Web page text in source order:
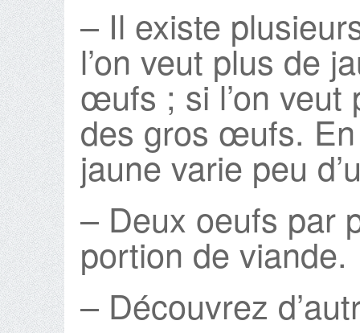
– Il existe
l’on veut plus de
œufs ; si l’on veut
des gros œufs.
jaune varie peu
– Deux oeufs par
portion de viande.
– Découvrez